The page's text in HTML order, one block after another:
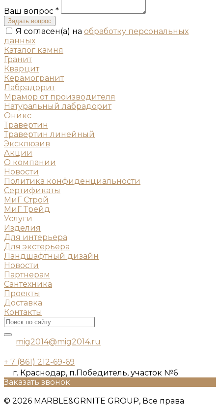
Ваш вопрос *
Задать вопрос
Я согласен(а) на обработку персональных
данных
Каталог камня
Гранит
Кварцит
Керамогранит
Лабрадорит
Мрамор от производителя
Натуральный лабрадорит
Оникс
Травертин
Травертин линейный
Эксклюзив
Акции
О компании
Новости
Политика конфиденциальности
Сертификаты
МиГ Строй
МиГ Трейд
Услуги
Изделия
Для интерьера
Для экстерьера
Ландшафтный дизайн
Новости
Партнерам
Сантехника
Проекты
Доставка
Контакты
mig2014@mig2014.ru
+ 7 (861) 212-69-69
г. Краснодар, п.Победитель, участок №6
Заказать звонок
© 2026 MARBLE&GRNITE GROUP, Все права